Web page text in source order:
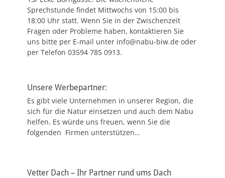
Sprechstunde findet Mittwochs von 15:00 bis
18:00 Uhr statt. Wenn Sie in der Zwischenzeit
Fragen oder Probleme haben, kontaktieren Sie
uns bitte per E-mail unter info@nabu-biw.de oder
per Telefon 03594 785 0913.
Unsere Werbepartner:
Es gibt viele Unternehmen in unserer Region, die
sich für die Natur einsetzen und auch dem Nabu
helfen. Es würde uns freuen, wenn Sie die
folgenden Firmen unterstützen…
Vetter Dach – Ihr Partner rund ums Dach